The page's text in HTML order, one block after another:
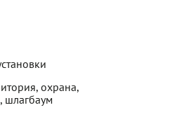
охрана,
шлагбаум